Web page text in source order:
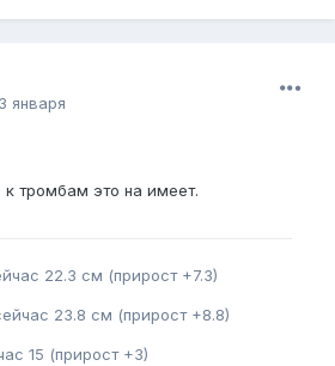
3 января
к тромбам это на имеет.
22.3 см (прирост +7.3)
23.8 см (прирост +8.8)
15 (прирост +3)